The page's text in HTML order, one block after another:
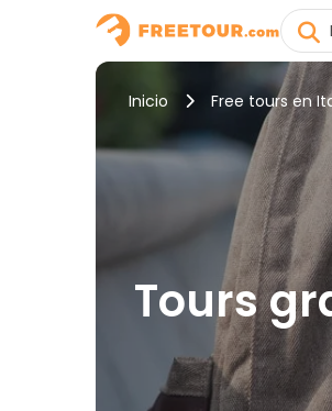
Inicio Free tours en
Tours